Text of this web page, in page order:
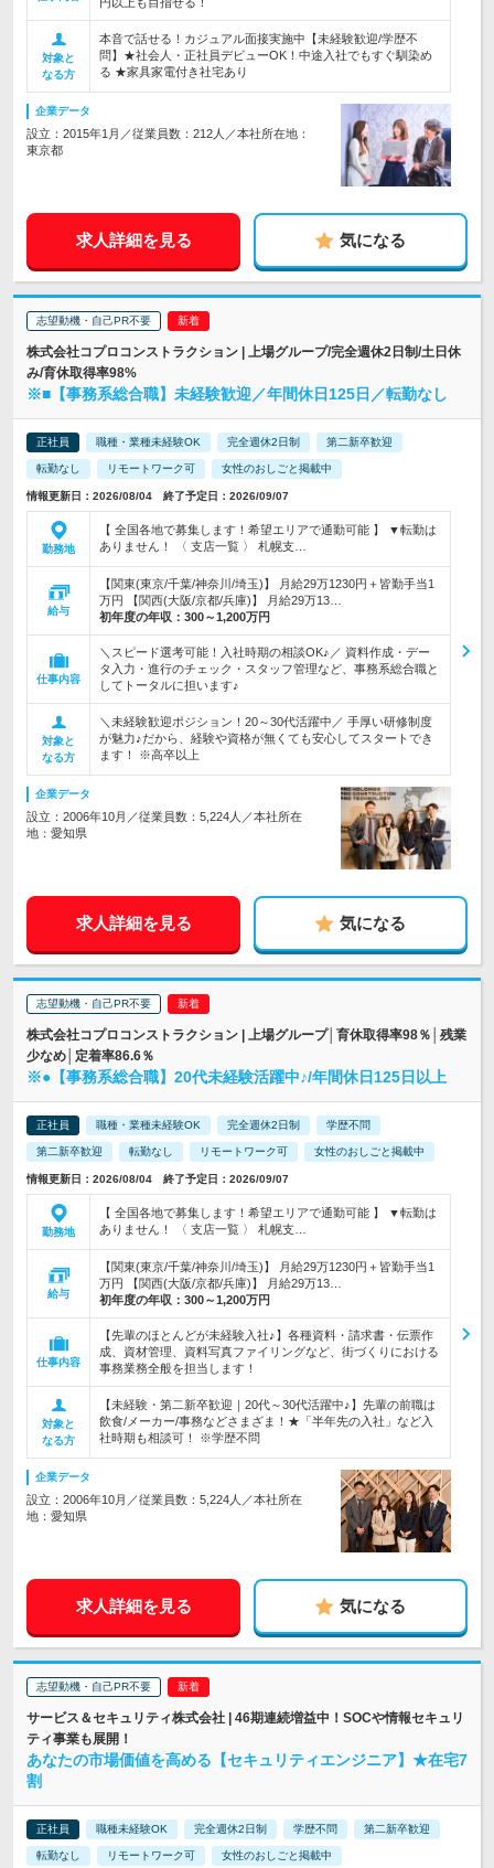
対象と
なる方
本音で話せる！カジュアル面接実施中【未経験歓迎/学歴不
問】★社会人・正社員デビューOK！中途入社でもすぐ馴染め
る ★家具家電付き社宅あり
企業データ
設立：2015年1月／従業員数：212人／本社所在地：
東京都
求人詳細を見る 気になる
志望動機・自己PR不要
株式会社コプロコンストラクション | 上場グループ/完全週休2日制/土日休
み/育休取得率98%
※■【事務系総合職】未経験歓迎／年間休日125日／転勤なし
正社員 職種・業種未経験OK 完全週休2日制 第二新卒歓迎
転勤なし リモートワーク可 女性のおしごと掲載中
情報更新日：2026/08/04 終了予定日：2026/09/07
勤務地
【 全国各地で募集します！希望エリアで通勤可能 】 ▼転勤は
ありません！ 〈 支店一覧 〉 札幌支…
給与
【関東(東京/千葉/神奈川/埼玉)】 月給29万1230円＋皆勤手当1
万円 【関西(大阪/京都/兵庫)】 月給29万13…
初年度の年収： 300～1,200万円
仕事内容
＼スピード選考可能！入社時期の相談OK♪／ 資料作成・デー
タ入力・進行のチェック・スタッフ管理など、事務系総合職と
してトータルに担います♪
対象と
なる方
＼未経験歓迎ポジション！20～30代活躍中／ 手厚い研修制度
が魅力♪だから、経験や資格が無くても安心してスタートでき
ます！ ※高卒以上
企業データ
設立：2006年10月／従業員数：5,224人／本社所在
地：愛知県
求人詳細を見る 気になる
志望動機・自己PR不要
株式会社コプロコンストラクション | 上場グループ│育休取得率98％│残業
少なめ│定着率86.6％
※●【事務系総合職】20代未経験活躍中♪/年間休日125日以上
正社員 職種・業種未経験OK 完全週休2日制 学歴不問
第二新卒歓迎 転勤なし リモートワーク可 女性のおしごと掲載中
情報更新日：2026/08/04 終了予定日：2026/09/07
勤務地
【 全国各地で募集します！希望エリアで通勤可能 】 ▼転勤は
ありません！ 〈 支店一覧 〉 札幌支…
給与
【関東(東京/千葉/神奈川/埼玉)】 月給29万1230円＋皆勤手当1
万円 【関西(大阪/京都/兵庫)】 月給29万13…
初年度の年収： 300～1,200万円
仕事内容
【先輩のほとんどが未経験入社♪】各種資料・請求書・伝票作
成、資材管理、資料写真ファイリングなど、街づくりにおける
事務業務全般を担当します！
対象と
なる方
【未経験・第二新卒歓迎｜20代～30代活躍中♪】先輩の前職は
飲食/メーカー/事務などさまざま！★「半年先の入社」など入
社時期も相談可！ ※学歴不問
企業データ
設立：2006年10月／従業員数：5,224人／本社所在
地：愛知県
求人詳細を見る 気になる
志望動機・自己PR不要
サービス＆セキュリティ株式会社 | 46期連続増益中！SOCや情報セキュリ
ティ事業も展開！
あなたの市場価値を高める【セキュリティエンジニア】★在宅7
割
正社員 職種未経験OK 完全週休2日制 学歴不問 第二新卒歓迎
転勤なし リモートワーク可 女性のおしごと掲載中